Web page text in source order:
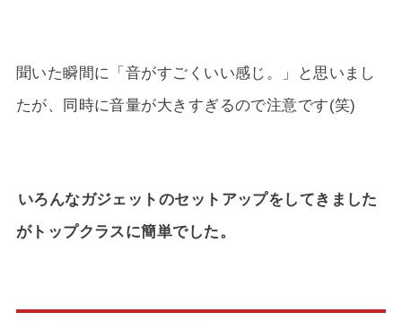
聞いた瞬間に「音がすごくいい感じ。」と思いまし
たが、同時に音量が大きすぎるので注意です(笑)
いろんなガジェットのセットアップをしてきました
がトップクラスに簡単でした。